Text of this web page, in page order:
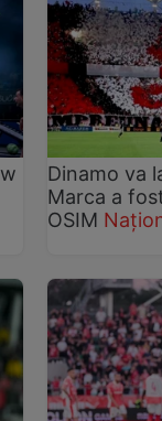
Dinamo va
Marca a
OSIM